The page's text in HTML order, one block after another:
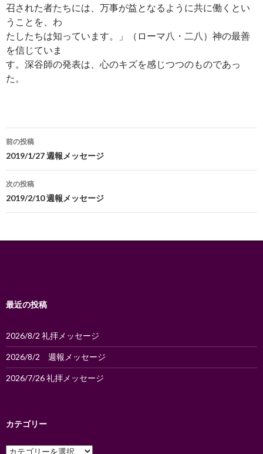
召された者たちには、万事が益となるように共に働くとい
うことを、わ
たしたちは知っています。」（ローマ八・二八）神の最善
を信じていま
す。深谷師の発表は、心のキズを感じつつのものであっ
た。
投
稿
ナ
ビ
ー
ン
前の投稿
2019/1/27 週報メッセージ
次の投稿
2019/2/10 週報メッセージ
最近の投稿
2026/8/2 礼拝メッセージ
2026/8/2 週報メッセージ
2026/7/26 礼拝メッセージ
カテゴリー
カ